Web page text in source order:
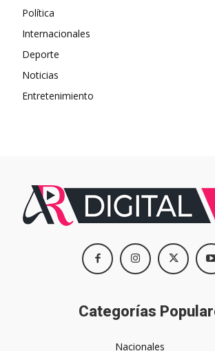
Política
Internacionales
Deporte
Noticias
Entretenimiento
Categorías
Nacionales